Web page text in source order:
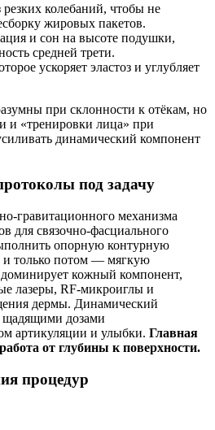
колебаний, чтобы не
жировых пакетов.
и сон на высоте подушки,
средней трети.
ускоряет эластоз и углубляет
при склонности к отёкам, но
и «тренировки лица» при
динамический компонент
под задачу
механизма
для связочно‑фасциального
опорную контурную
и только потом — мягкую
кожный компонент,
лазеры, RF‑микроиглы и
дермы. Динамический
щадящими дозами
артикуляции и улыбки. Главная
от глубины к поверхности.
процедур